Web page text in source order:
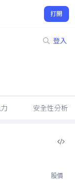
打開
登入
安全性分析